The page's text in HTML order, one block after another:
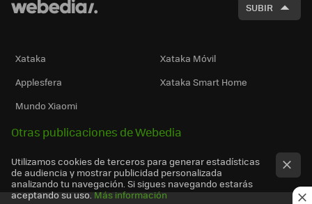
SUBIR
Xataka
Xataka Móvil
Applesfera
Xataka Smart Home
Mundo Xiaomi
Otras publicaciones de Webedia
Utilizamos cookies de terceros para generar estadísticas
de audiencia y mostrar publicidad personalizada
analizando tu navegación. Si sigues navegando estarás
aceptando su uso. Más información